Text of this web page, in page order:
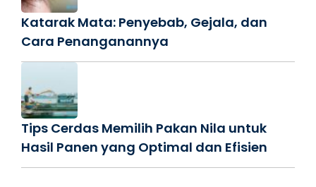
Katarak Mata: Penyebab, Gejala, dan
Cara Penanganannya
Tips Cerdas Memilih Pakan Nila untuk
Hasil Panen yang Optimal dan Efisien